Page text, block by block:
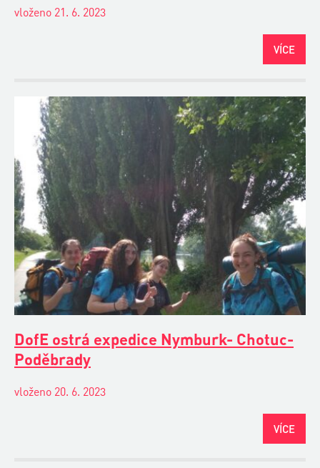
vloženo 21. 6. 2023
VÍCE
DofE ostrá expedice Nymburk- Chotuc-
Poděbrady
vloženo 20. 6. 2023
VÍCE